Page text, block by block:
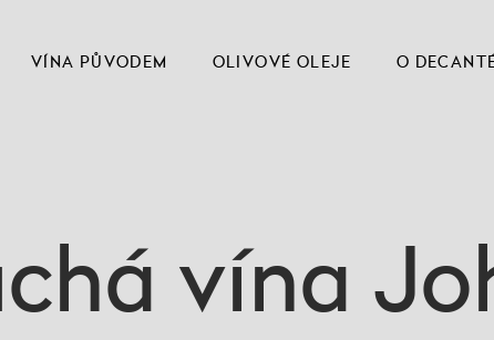
VÍNA PŮVODEM OLIVOVÉ OLEJE O
vína